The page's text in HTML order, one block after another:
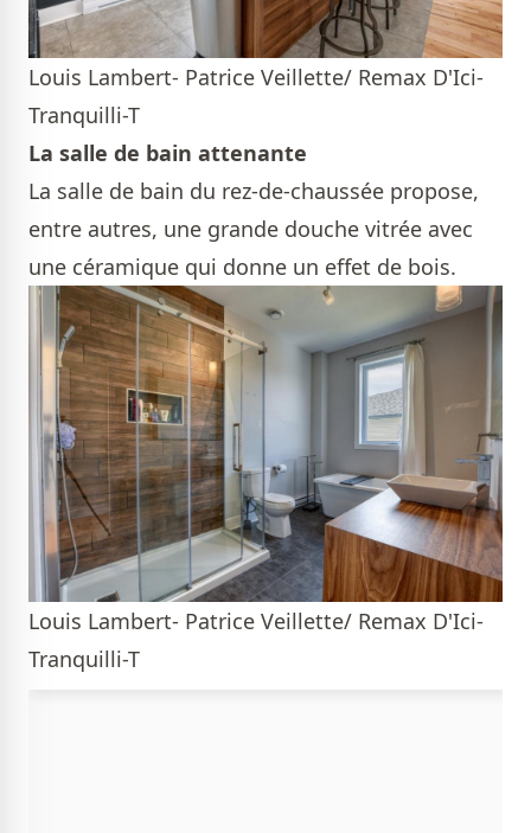
Louis Lambert- Patrice Veillette/ Remax D'Ici-
Tranquilli-T
La salle de bain attenante
La salle de bain du rez-de-chaussée propose,
entre autres, une grande douche vitrée avec
une céramique qui donne un effet de bois.
Louis Lambert- Patrice Veillette/ Remax D'Ici-
Tranquilli-T